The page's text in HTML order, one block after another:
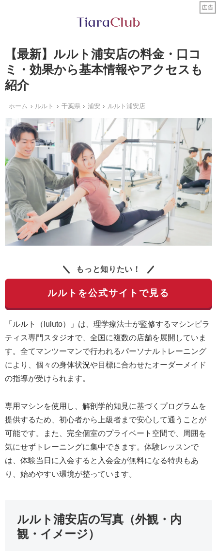
【最新】ルルト浦安店の料金・口コ
ミ・効果から基本情報やアクセスも
紹介
ホーム ルルト 千葉県 浦安 ルルト浦安店
もっと知りたい！
ルルトを公式サイトで見る
「ルルト（luluto）」は、理学療法士が監修するマシンピラ
ティス専門スタジオで、全国に複数の店舗を展開していま
す。全てマンツーマンで行われるパーソナルトレーニング
により、個々の身体状況や目標に合わせたオーダーメイド
の指導が受けられます。
専用マシンを使用し、解剖学的知見に基づくプログラムを
提供するため、初心者から上級者まで安心して通うことが
可能です。また、完全個室のプライベート空間で、周囲を
気にせずトレーニングに集中できます。体験レッスンで
は、体験当日に入会すると入会金が無料になる特典もあ
り、始めやすい環境が整っています。
ルルト浦安店の写真（外観・内
観・イメージ）